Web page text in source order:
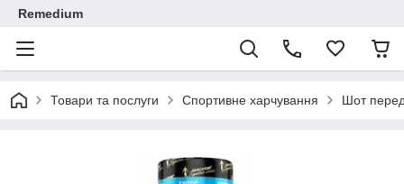
Remedium
Товари та послуги Спортивне харчування Шот